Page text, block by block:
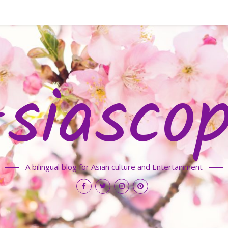
A bilingual blog for Asian culture and Entertainment